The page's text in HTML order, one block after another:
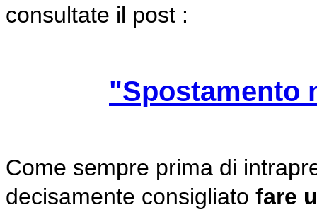
consultate il post :
"Spostamento
Come sempre prima di
decisamente consigliato fare